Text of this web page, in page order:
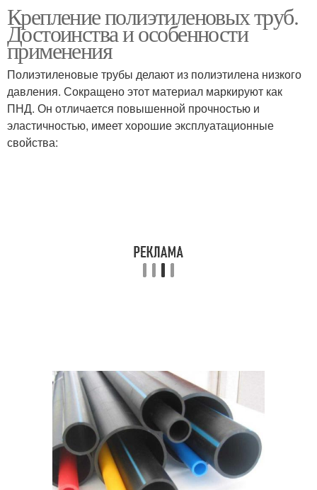
Крепление полиэтиленовых труб.
Достоинства и особенности
применения
Полиэтиленовые трубы делают из полиэтилена низкого
давления. Сокращено этот материал маркируют как
ПНД. Он отличается повышенной прочностью и
эластичностью, имеет хорошие эксплуатационные
свойства: